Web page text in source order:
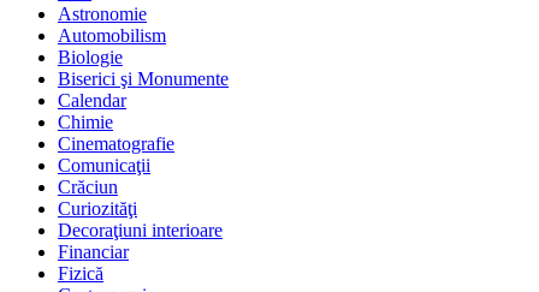
Astronomie
Automobilism
Biologie
Biserici şi Monumente
Calendar
Chimie
Cinematografie
Comunicaţii
Crăciun
Curiozităţi
Decoraţiuni interioare
Financiar
Fizică